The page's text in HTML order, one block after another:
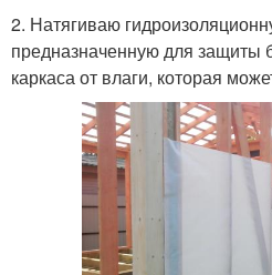
2. Натягиваю
предназначенную для защиты
каркаса от влаги, которая